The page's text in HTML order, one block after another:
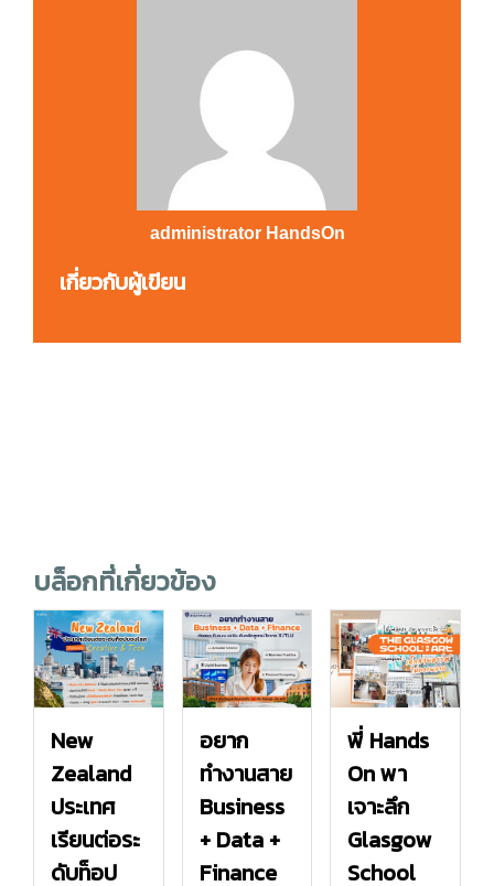
administrator HandsOn
เกี่ยวกับผู้เขียน
บล็อกที่เกี่ยวข้อง
New
Zealand
ประเทศ
เรียนต่อระ
ดับท็อป
อยาก
ทำงานสาย
Business
+ Data +
Finance
พี่ Hands
On พา
เจาะลึก
Glasgow
School